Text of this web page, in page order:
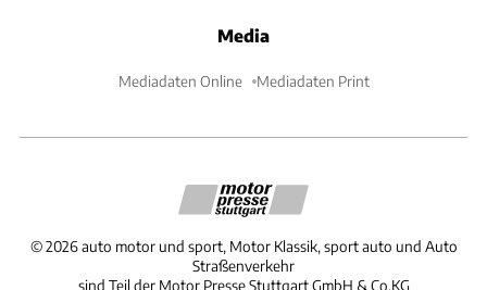
Media
Mediadaten Online Mediadaten Print
©2026 auto motor und sport, Motor Klassik, sport auto und Auto
Straßenverkehr
sind Teil der Motor Presse Stuttgart GmbH & Co.KG